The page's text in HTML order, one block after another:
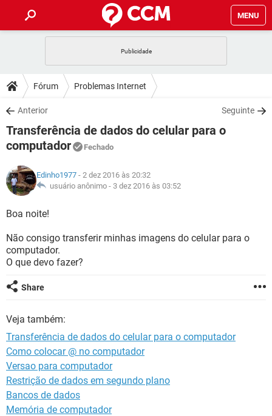
MENU
CELULAR FACEBOOK
OUTLOOK
INSTAGRAM GMAIL
GUIA DE COMPRAS
DICAS
JOGOS WHATSAPP
OUTLOOK
GUIA DE COMPRAS
DOWNLOADS
JOGOS WHATSAPP
CELULAR
OUTLOOK EXCEL
INSTAGRAM
GUIA DE COMPRAS
CELULAR FACEBOOK
GUIA DE COMPRAS
GLOSSÁRIO
JOGOS
CELULAR
OUTLOOK EXCEL
INSTAGRAM
Fórum Problemas Internet
Anterior Seguinte
Transferência de dados do celular para o
computador
Fechado
Edinho1977 - 2 dez 2016 às 20:32
usuário anônimo - 3 dez 2016 às 03:52
Boa noite!
Não consigo transferir minhas imagens do celular para o
computador.
O que devo fazer?
Share
Veja também:
Transferência de dados do celular para o computador
Como colocar @ no computador
Versao para computador
Restrição de dados em segundo plano
Bancos de dados
Memória de computador